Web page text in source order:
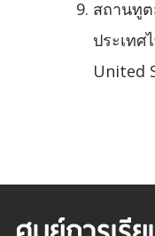
สถานทูต
ประเทศ
United